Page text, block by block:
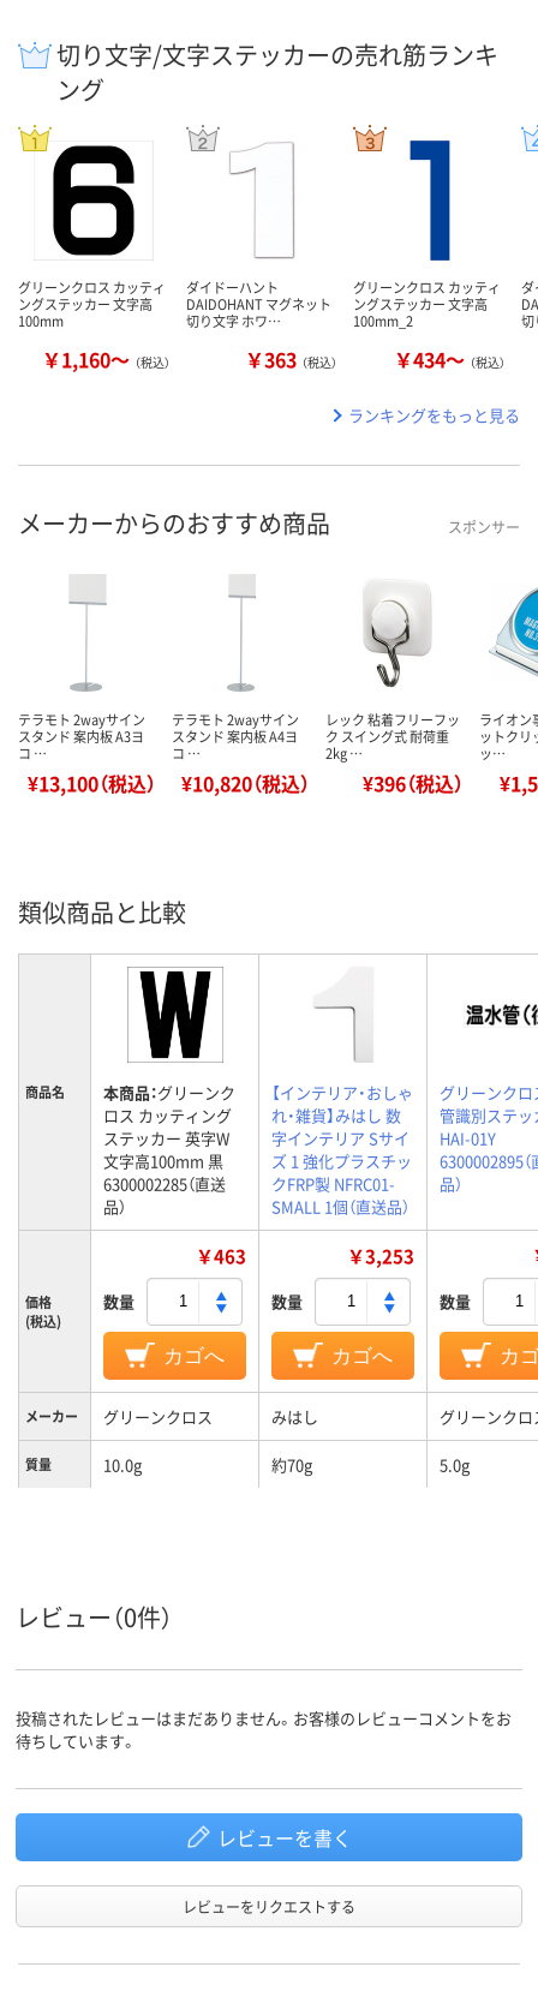
切り文字/文字ステッカーの売れ筋ランキ
ング
グリーンクロス カッティ
ングステッカー 文字高
100mm
￥1,160～ （税込）
ダイドーハント
DAIDOHANT マグネット
切り文字 ホワ…
￥363 （税込）
グリーンクロス カッティ
ングステッカー 文字高
100mm_2
￥434～ （税込）
ランキングをもっと見る
メーカーからのおすすめ商品 スポンサー
テラモト 2wayサイン
スタンド 案内板 A3ヨ
コ …
¥13,100（税込）
テラモト 2wayサイン
スタンド 案内板 A4ヨ
コ …
¥10,820（税込）
レック 粘着フリーフッ
ク スイング式 耐荷重
2kg …
¥396（税込）
ライオン
ットクリ
ッ…
類似商品と比較
商品名 本商品：グリーンク
ロス カッティング
ステッカー 英字W
文字高100mm 黒
6300002285（直送
品）
【インテリア・おしゃ
れ・雑貨】みはし 数
字インテリア Sサイ
ズ 1 強化プラスチッ
クFRP製 NFRC01-
SMALL 1個（直送品）
グリーンクロ
管識別ステッ
HAI-01Y
6300002895（
品）
価格
(税込)
￥463
数量
カゴへ
￥3,253
数量
カゴへ
数量
カ
メーカー グリーンクロス みはし グリーンクロ
質量 10.0g 約70g 5.0g
レビュー（0件）
投稿されたレビューはまだありません。お客様のレビューコメントをお
待ちしています。
レビューを書く
レビューをリクエストする